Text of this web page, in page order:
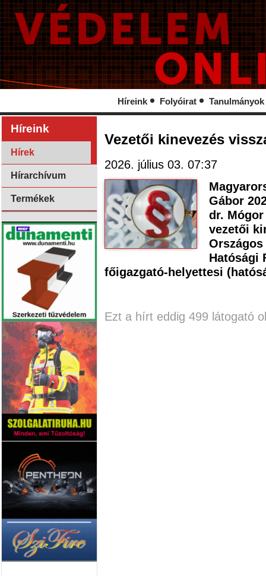
Híreink Folyóirat Tanulmányok
Híreink
Hírek
Hírarchívum
Termékek
Vezetői kinevezés
2026. július 03. 07:37
Gábor
dr.
vezetői
Hatósági
főigazgató-helyettesi
Ezt a hírt eddig 499 látogató